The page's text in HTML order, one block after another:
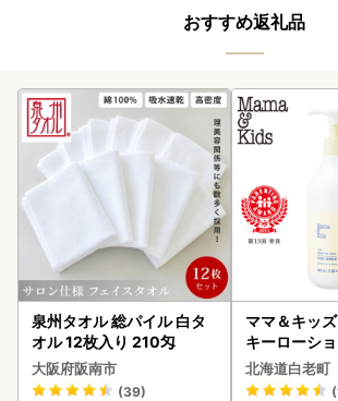
おすすめ返礼品
泉州タオル 総パイル 白タ
オル 12枚入り 210匁
大阪府阪南市
(39)
ママ＆キッ
キーローシ
ズ 380ml 2
0
北海道白老町